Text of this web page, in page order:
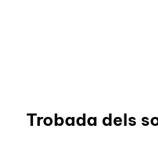
Trobada dels